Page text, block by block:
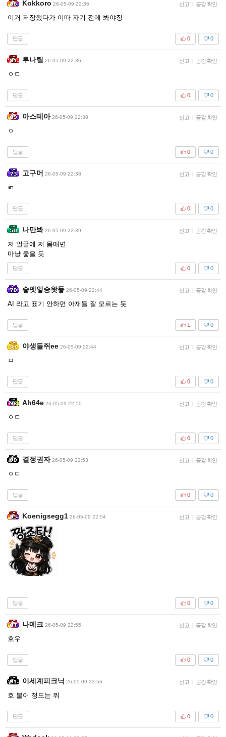
Kokkoro 26-05-09 22:36 신고 | 공감 확인
이거 저장했다가 이따 자기 전에 봐야징
답글 0
0
루나틸 26-05-09 22:36 신고 | 공감 확인
ㅇㄷ
답글 0
0
아스테아 26-05-09 22:38 신고 | 공감 확인
ㅇ
답글 0
0
고구머 26-05-09 22:38 신고 | 공감 확인
ㄺ
답글 0
0
나만봐 26-05-09 22:39 신고 | 공감 확인
저 얼굴에 저 몸매면
마냥 좋을 듯
답글 0
0
슿펫잏승왓듷 26-05-09 22:44 신고 | 공감 확인
AI 라고 표기 안하면 아재들 잘 모르는 듯
답글 0
1
야생들쥐ee 26-05-09 22:44 신고 | 공감 확인
ㅂ
답글 0
0
Ah64e 26-05-09 22:50 신고 | 공감 확인
ㅇㄷ
답글 0
0
결정권자 26-05-09 22:53 신고 | 공감 확인
ㅇㄷ
답글 0
0
Koenigsegg1 26-05-09 22:54 신고 | 공감 확인
답글 0
0
나메크 26-05-09 22:55 신고 | 공감 확인
호우
답글 0
0
이세계피크닉 26-05-09 22:56 신고 | 공감 확인
호 불어 정도는 뭐
답글 0
0